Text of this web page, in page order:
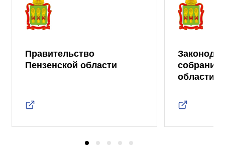
Правительство
Пензенской области
собрание
области